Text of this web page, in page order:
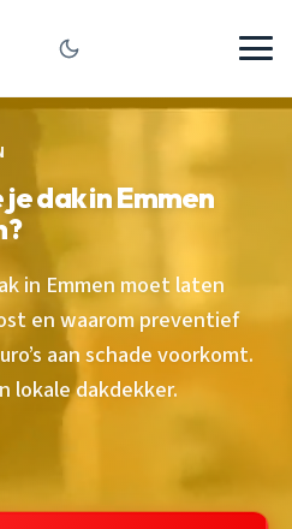
dak in Emmen
in Emmen moet laten
en waarom preventief
aan schade voorkomt.
lokale dakdekker.